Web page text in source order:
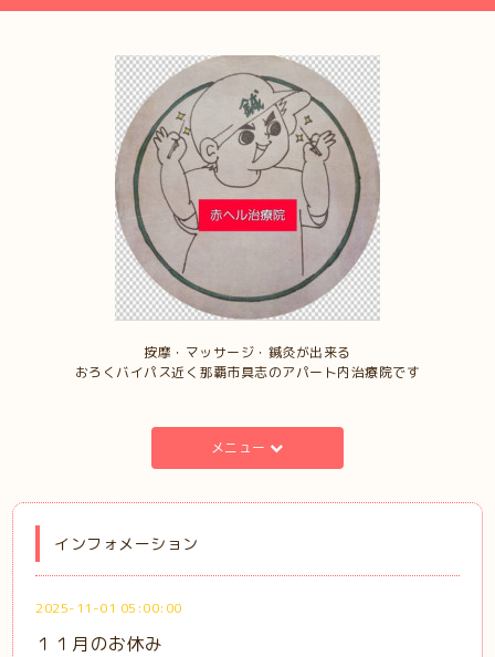
按摩・マッサージ・鍼灸が出来る
おろくバイパス近く那覇市具志のアパート内治療院です
メニュー
インフォメーション
2025-11-01 05:00:00
１１月のお休み